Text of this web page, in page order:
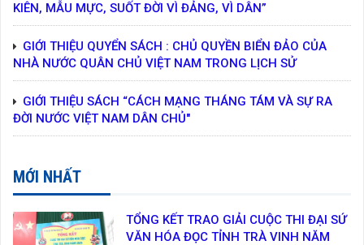
KIÊN, MẪU MỰC, SUỐT ĐỜI VÌ ĐẢNG, VÌ DÂN”
GIỚI THIỆU QUYỂN SÁCH : CHỦ QUYỀN BIỂN ĐẢO CỦA
NHÀ NƯỚC QUÂN CHỦ VIỆT NAM TRONG LỊCH SỬ
GIỚI THIỆU SÁCH “CÁCH MẠNG THÁNG TÁM VÀ SỰ RA
ĐỜI NƯỚC VIỆT NAM DÂN CHỦ"
MỚI NHẤT
TỔNG KẾT TRAO GIẢI CUỘC THI ĐẠI SỨ
VĂN HÓA ĐỌC TỈNH TRÀ VINH NĂM